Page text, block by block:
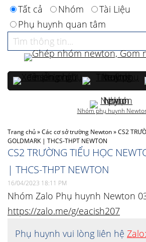
Trang chủ»Các cơ sở trường Newton»CS2
GOLDMARK | THCS-THPT NEWTON
CS2 TRƯỜNG TIỂU HỌC
| THCS-THPT NEWTON
16/04/2023 18:11 PM
Nhóm Zalo Phụ huynh Newton
https://zalo.me/g/eacish207
Phụ huynh vui lòng liên hệ
Tất cả
Nhóm
Tài Liệu
Phụ huynh quan tâm
Nhóm phụ huynh